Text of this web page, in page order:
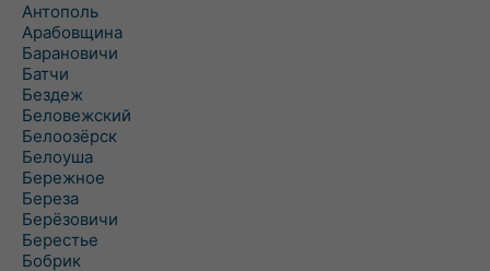
Антополь
Арабовщина
Барановичи
Батчи
Бездеж
Беловежский
Белоозёрск
Белоуша
Бережное
Береза
Берёзовичи
Берестье
Бобрик